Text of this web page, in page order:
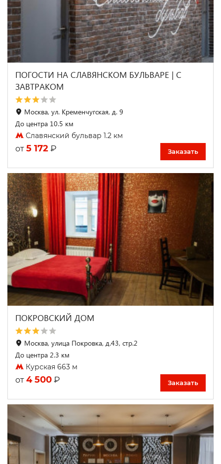
ПОГОСТИ НА СЛАВЯНСКОМ БУЛЬВАРЕ | С
ЗАВТРАКОМ
Москва, ул. Кременчугская, д. 9
До центра 10.5 км
Славянский бульвар 1.2 км
от 5 172 ₽ Заказать
ПОКРОВСКИЙ ДОМ
Москва, улица Покровка, д.43, стр.2
До центра 2.3 км
Курская 663 м
от 4 500 ₽ Заказать